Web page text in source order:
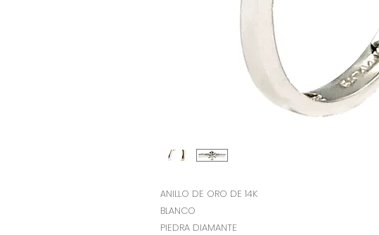
ANILLO DE ORO DE 14K
BLANCO
PIEDRA DIAMANTE